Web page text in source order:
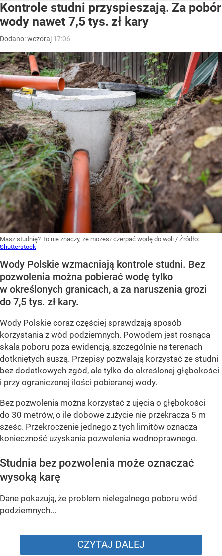
Kontrole studni przyspieszają. Za pobór
wody nawet 7,5 tys. zł kary
Dodano:wczoraj 17:06
Masz studnię? To nie znaczy, że możesz czerpać wodę do woli / Źródło:
Shutterstock
Wody Polskie wzmacniają kontrole studni. Bez
pozwolenia można pobierać wodę tylko
w określonych granicach, a za naruszenia grozi
do 7,5 tys. zł kary.
Wody Polskie coraz częściej sprawdzają sposób
korzystania z wód podziemnych. Powodem jest rosnąca
skala poboru poza ewidencją, szczególnie na terenach
dotkniętych suszą. Przepisy pozwalają korzystać ze studni
bez dodatkowych zgód, ale tylko do określonej głębokości
i przy ograniczonej ilości pobieranej wody.
Bez pozwolenia można korzystać z ujęcia o głębokości
do 30 metrów, o ile dobowe zużycie nie przekracza 5 m
sześc. Przekroczenie jednego z tych limitów oznacza
konieczność uzyskania pozwolenia wodnoprawnego.
Studnia bez pozwolenia może oznaczać
wysoką karę
Dane pokazują, że problem nielegalnego poboru wód
podziemnych...
CZYTAJ DALEJ